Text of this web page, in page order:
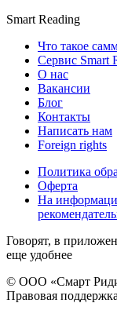
Smart Reading
Что такое
Сервис Smart
О нас
Вакансии
Блог
Контакты
Написать нам
Foreign rights
Политика
Оферта
На
Говорят, в
еще удобнее
© ООО «Смарт
Правовая